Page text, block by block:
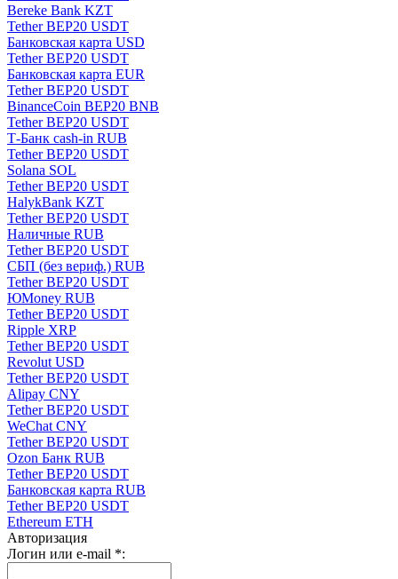
Bereke Bank KZT
Tether BEP20 USDT
Банковская карта USD
Tether BEP20 USDT
Банковская карта EUR
Tether BEP20 USDT
BinanceCoin BEP20 BNB
Tether BEP20 USDT
Т-Банк cash-in RUB
Tether BEP20 USDT
Solana SOL
Tether BEP20 USDT
HalykBank KZT
Tether BEP20 USDT
Наличные RUB
Tether BEP20 USDT
СБП (без вериф.) RUB
Tether BEP20 USDT
ЮMoney RUB
Tether BEP20 USDT
Ripple XRP
Tether BEP20 USDT
Revolut USD
Tether BEP20 USDT
Alipay CNY
Tether BEP20 USDT
WeChat CNY
Tether BEP20 USDT
Ozon Банк RUB
Tether BEP20 USDT
Банковская карта RUB
Tether BEP20 USDT
Ethereum ETH
Авторизация
Логин или e-mail *: